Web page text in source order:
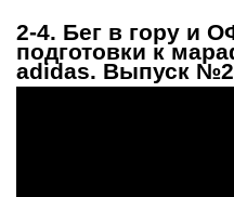
2-4. Бег в гору и
подготовки к
adidas. Выпуск